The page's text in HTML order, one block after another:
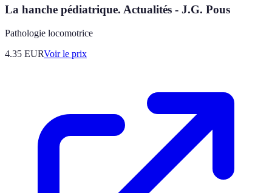
La hanche pédiatrique. Actualités - J.G. Pous
Pathologie locomotrice
4.35 EURVoir le prix